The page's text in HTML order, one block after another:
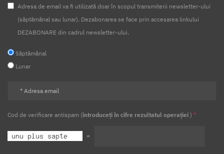
Adresa de email va fi utilizată doar în scopul transmiterii newsletter-ului
(săptămânal sau lunar). Dezabonarea se face prin accesarea linkului
DEZABONARE din cadrul newsletter-ului.
Săptămânal
Lunar
Cod de verificare antispam (introduceți în cifre rezultatul operației ) *
=